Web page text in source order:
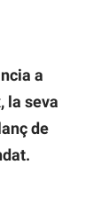
a
la seva
de